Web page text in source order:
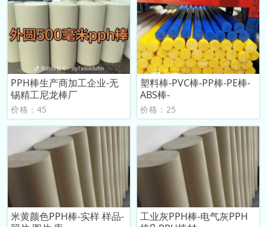
PPH棒生产商加工企业-无
锡精工尼龙棒厂
价格：45
塑料棒-PVC棒-PP棒-PE棒-
ABS棒-
价格：25
米黄颜色PPH棒-实样 样品-
工业灰PPH棒-电气灰PPH